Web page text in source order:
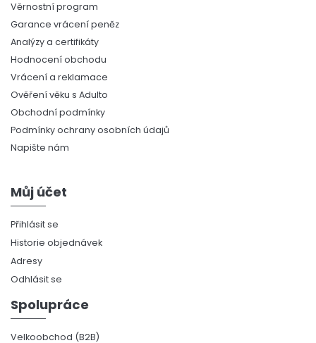
Věrnostní program
Garance vrácení peněz
Analýzy a certifikáty
Hodnocení obchodu
Vrácení a reklamace
Ověření věku s Adulto
Obchodní podmínky
Podmínky ochrany osobních údajů
Napište nám
Můj účet
Přihlásit se
Historie objednávek
Adresy
Odhlásit se
Spolupráce
Velkoobchod (B2B)